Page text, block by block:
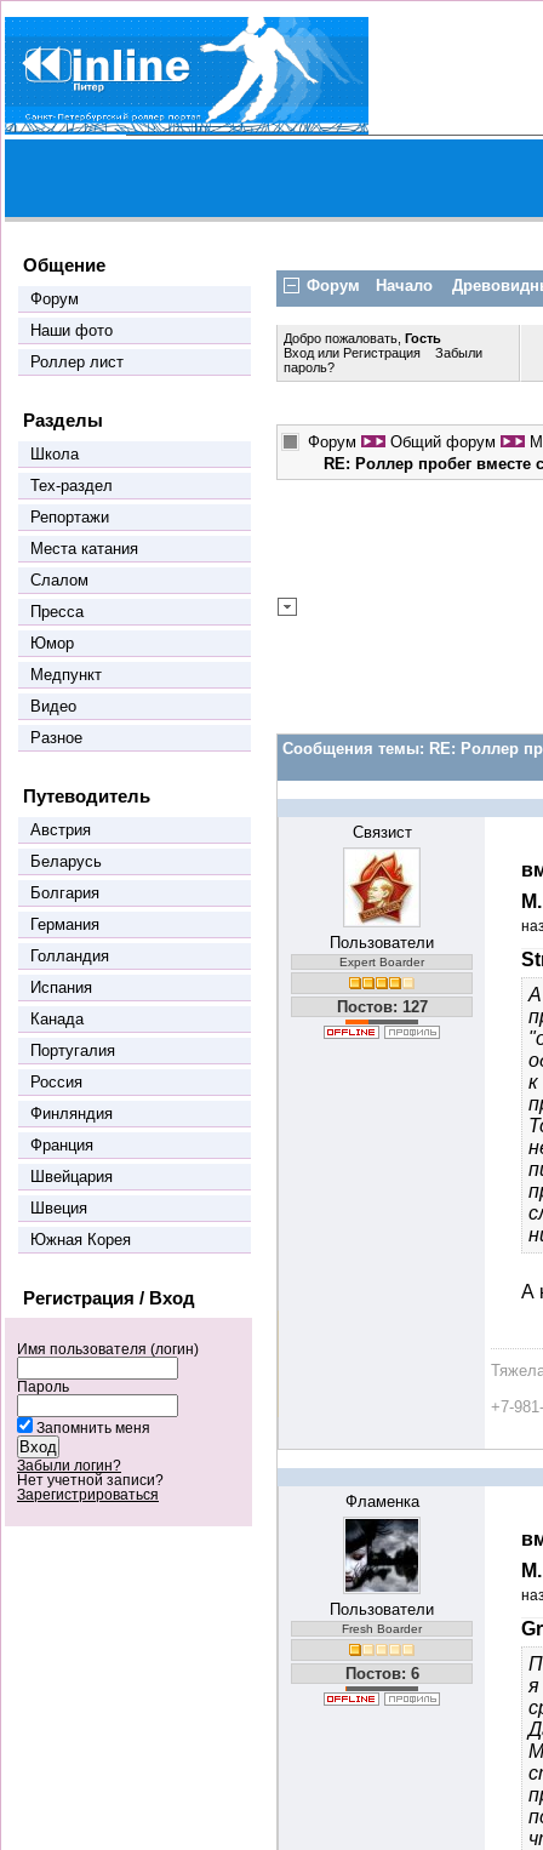
Общение
Форум
Наши фото
Роллер лист
Разделы
Школа
Тех-раздел
Репортажи
Места катания
Слалом
Пресса
Юмор
Медпункт
Видео
Разное
Путеводитель
Австрия
Беларусь
Болгария
Германия
Голландия
Испания
Канада
Португалия
Россия
Финляндия
Франция
Швейцария
Швеция
Южная Корея
Регистрация / Вход
Имя пользователя (логин)
Пароль
Запомнить меня
Забыли логин?
Нет учетной записи?
Зарегистрироваться
Форум Начало
Добро пожаловать,Гость
Входили Регистрация
Забыли
пароль?
Форум Общий форум
RE: Роллер пробег
Сообщения темы: RE: Роллер
Связист
Пользователи
Expert Boarder
Постов: 127
А
к
А
+7-
Фламенка
Пользователи
Fresh Boarder
Постов: 6
я